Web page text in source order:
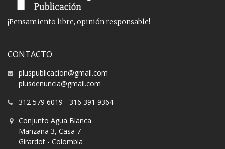
¡Pensamiento libre, opinión responsable!
CONTACTO
pluspublicacion@gmail.com
plusdenuncia@gmail.com
312 579 6019 - 316 391 9364
Conjunto Agua Blanca
Manzana 3, Casa 7
Girardot - Colombia